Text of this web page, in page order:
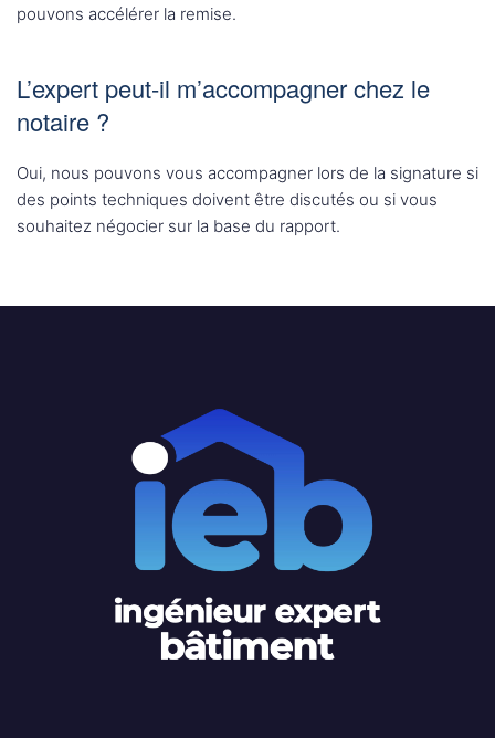
pouvons accélérer la remise.
L’expert peut-il m’accompagner chez le
notaire ?
Oui, nous pouvons vous accompagner lors de la signature si
des points techniques doivent être discutés ou si vous
souhaitez négocier sur la base du rapport.